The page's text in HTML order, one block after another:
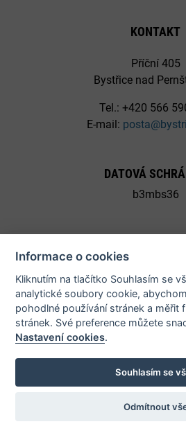
Informace o cookies
Kliknutím na tlačítko Souhlasím se
analytické soubory cookie,
pohodlné používání stránek a měřit
stránek. Své preference můžete
Nastavení cookies.
Souhlasím se
Odmítnout
KONTAKT
Příční 405
Bystřice nad
Tel.: +420 566
E-mail:
DATOVÁ
b3mbs36
© 2026 Město Bystřice nad
vyhrazena |Prohlášení